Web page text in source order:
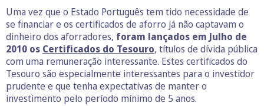
Uma vez que o Estado Português tem tido necessidade de
se financiar e os certificados de aforro já não captavam o
dinheiro dos aforradores, foram lançados em Julho de
2010 os Certificados do Tesouro, títulos de dívida pública
com uma remuneração interessante. Estes certificados do
Tesouro são especialmente interessantes para o investidor
prudente e que tenha expectativas de manter o
investimento pelo período mínimo de 5 anos.